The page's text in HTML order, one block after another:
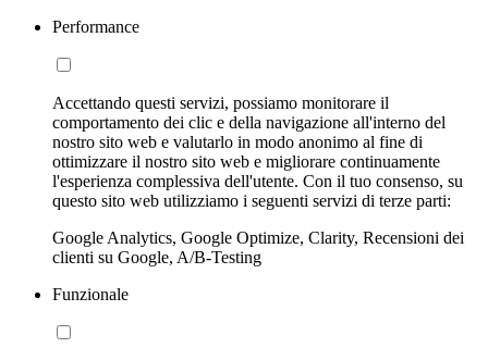
Performance
Accettando questi servizi, possiamo monitorare il
comportamento dei clic e della navigazione all'interno del
nostro sito web e valutarlo in modo anonimo al fine di
ottimizzare il nostro sito web e migliorare continuamente
l'esperienza complessiva dell'utente. Con il tuo consenso, su
questo sito web utilizziamo i seguenti servizi di terze parti:
Google Analytics, Google Optimize, Clarity, Recensioni dei
clienti su Google, A/B-Testing
Funzionale